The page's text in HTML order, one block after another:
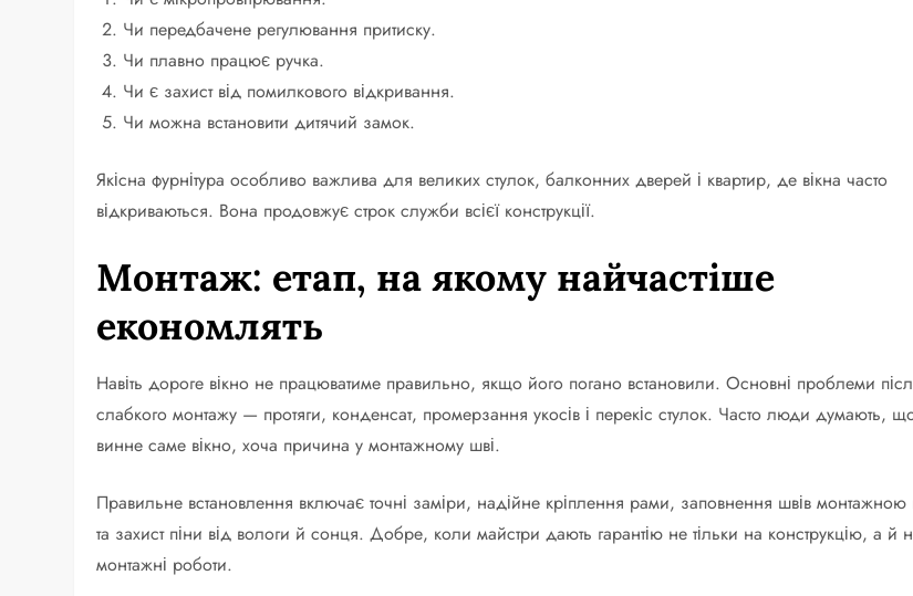
Чи передбачене регулювання притиску.
Чи плавно працює ручка.
Чи є захист від помилкового відкривання.
Чи можна встановити дитячий замок.
Якісна фурнітура особливо важлива для великих стулок, балконних дверей і квартир, де вікна часто
відкриваються. Вона продовжує строк служби всієї конструкції.
Монтаж: етап, на якому найчастіше
економлять
Навіть дороге вікно не працюватиме правильно, якщо його погано встановили. Основні проблеми
слабкого монтажу — протяги, конденсат, промерзання укосів і перекіс стулок. Часто люди думають,
винне саме вікно, хоча причина у монтажному шві.
Правильне встановлення включає точні заміри, надійне кріплення рами, заповнення швів монтажною
та захист піни від вологи й сонця. Добре, коли майстри дають гарантію не тільки на конструкцію, а й
монтажні роботи.